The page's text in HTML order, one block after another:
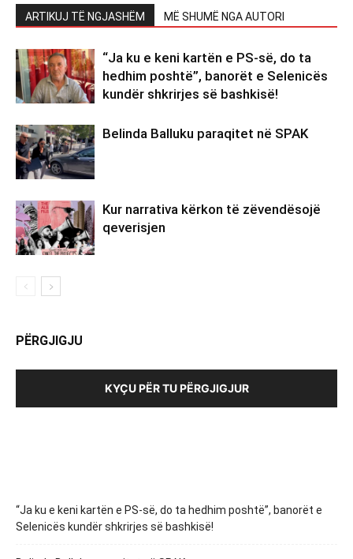
ARTIKUJ TË NGJASHËM MË SHUMË NGA AUTORI
“Ja ku e keni kartën e PS-së, do ta
hedhim poshtë”, banorët e Selenicës
kundër shkrirjes së bashkisë!
Belinda Balluku paraqitet në SPAK
Kur narrativa kërkon të zëvendësojë
qeverisjen
PËRGJIGJU
KYÇU PËR TU PËRGJIGJUR
“Ja ku e keni kartën e PS-së, do ta hedhim poshtë”, banorët e
Selenicës kundër shkrirjes së bashkisë!